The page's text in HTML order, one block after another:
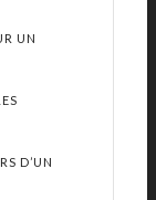
UN
D’UN